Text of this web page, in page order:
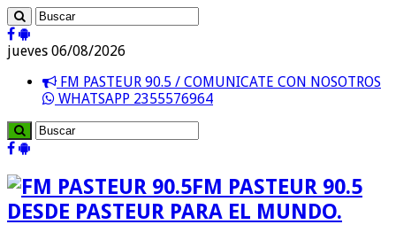
jueves 06/08/2026
FM PASTEUR 90.5 / COMUNICATE CON NOSOTROS
WHATSAPP 2355576964
FM PASTEUR 90.5
DESDE PASTEUR PARA EL MUNDO.